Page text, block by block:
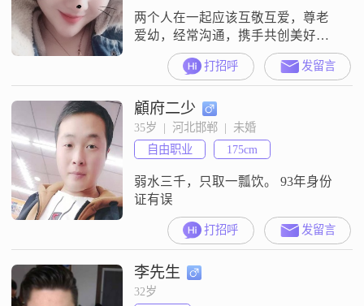
两个人在一起应该互敬互爱，尊老
爱幼，经常沟通，携手共创美好未
打招呼 发留言
顧府二少
35岁  |  河北邯郸  |  未婚
自由职业
175cm
弱水三千，只取一瓢饮。 93年身份
证有误
打招呼 发留言
李先生
32岁